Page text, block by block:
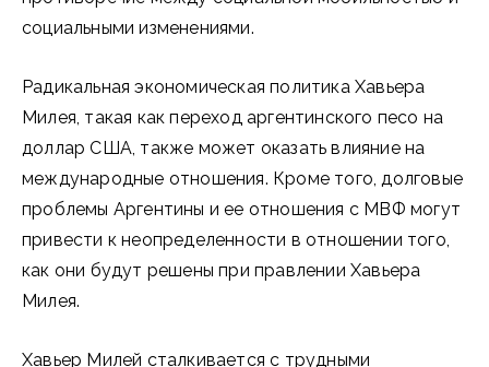
социальными изменениями.
Радикальная экономическая политика Хавьера
Милея, такая как переход аргентинского песо на
доллар США, также может оказать влияние на
международные отношения. Кроме того, долговые
проблемы Аргентины и ее отношения с МВФ могут
привести к неопределенности в отношении того,
как они будут решены при правлении Хавьера
Милея.
Хавьер Милей сталкивается с трудными